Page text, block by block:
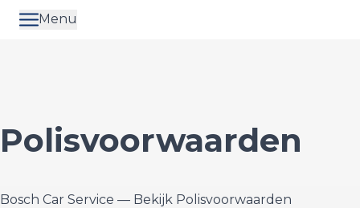
Menu
Polisvoorwaarden
Bosch Car Service — Bekijk Polisvoorwaarden